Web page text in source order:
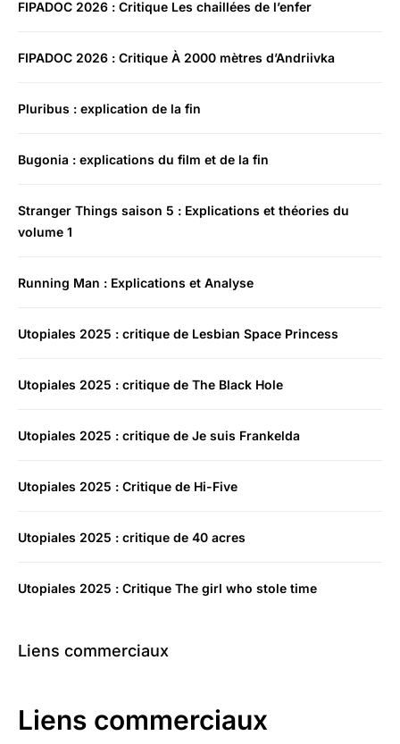
FIPADOC 2026 : Critique Les chaillées de l’enfer
FIPADOC 2026 : Critique À 2000 mètres d’Andriivka
Pluribus : explication de la fin
Bugonia : explications du film et de la fin
Stranger Things saison 5 : Explications et théories du
volume 1
Running Man : Explications et Analyse
Utopiales 2025 : critique de Lesbian Space Princess
Utopiales 2025 : critique de The Black Hole
Utopiales 2025 : critique de Je suis Frankelda
Utopiales 2025 : Critique de Hi-Five
Utopiales 2025 : critique de 40 acres
Utopiales 2025 : Critique The girl who stole time
Liens commerciaux
Liens commerciaux